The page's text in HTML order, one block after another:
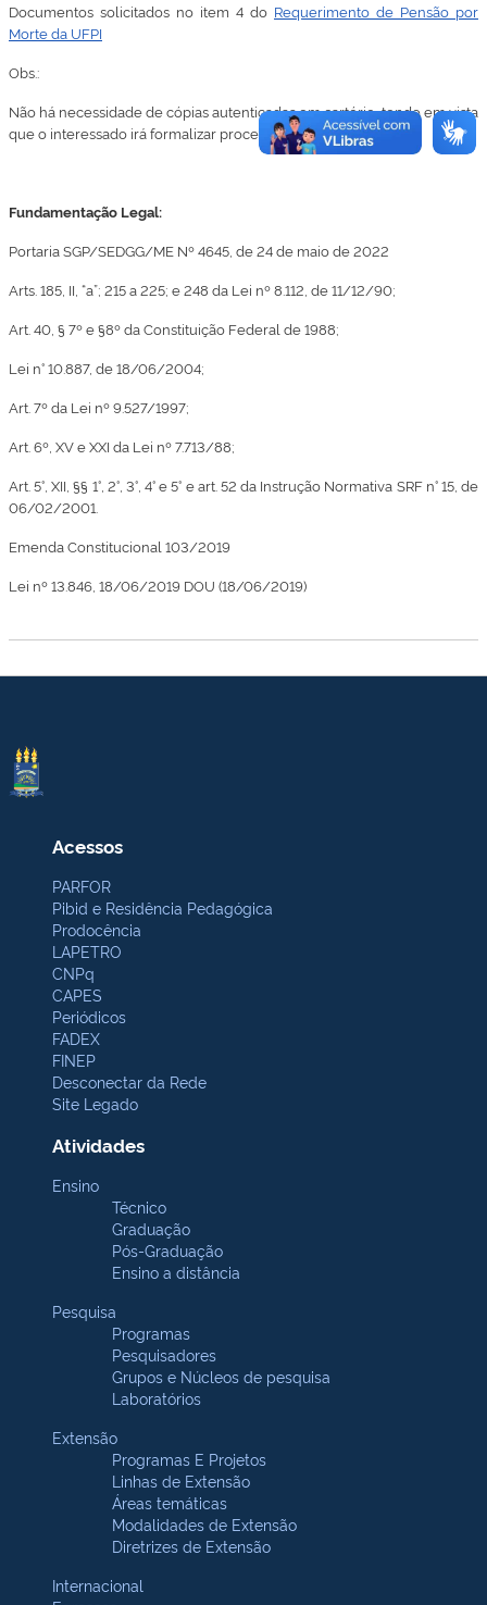
Documentos solicitados no item 4 do Requerimento de Pensão por
Morte da UFPI
Obs.:
Não há necessidade de cópias autenticadas em cartório, tendo em vista
que o interessado irá formalizar processo eletrônico.
Fundamentação Legal:
Portaria SGP/SEDGG/ME Nº 4645, de 24 de maio de 2022
Arts. 185, II, “a”; 215 a 225; e 248 da Lei nº 8.112, de 11/12/90;
Art. 40, § 7º e §8º da Constituição Federal de 1988;
Lei n° 10.887, de 18/06/2004;
Art. 7º da Lei nº 9.527/1997;
Art. 6º, XV e XXI da Lei nº 7.713/88;
Art. 5°, XII, §§ 1°, 2°, 3°, 4° e 5° e art. 52 da Instrução Normativa SRF n° 15, de
06/02/2001.
Emenda Constitucional 103/2019
Lei nº 13.846, 18/06/2019 DOU (18/06/2019)
Acessos
PARFOR
Pibid e Residência Pedagógica
Prodocência
LAPETRO
CNPq
CAPES
Periódicos
FADEX
FINEP
Desconectar da Rede
Site Legado
Atividades
Ensino
Técnico
Graduação
Pós-Graduação
Ensino a distância
Pesquisa
Programas
Pesquisadores
Grupos e Núcleos de pesquisa
Laboratórios
Extensão
Programas E Projetos
Linhas de Extensão
Áreas temáticas
Modalidades de Extensão
Diretrizes de Extensão
Internacional